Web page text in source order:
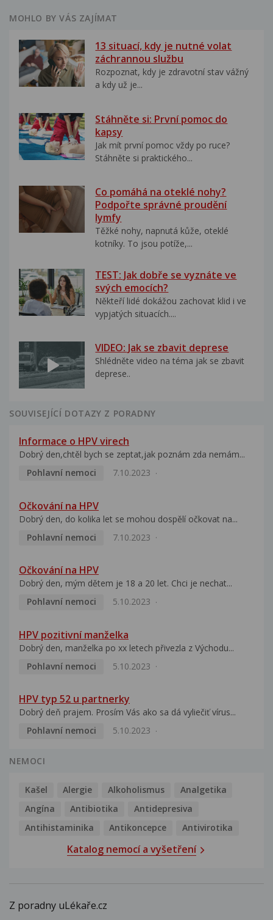
MOHLO BY VÁS ZAJÍMAT
13 situací, kdy je nutné volat
záchrannou službu
Rozpoznat, kdy je zdravotní stav vážný
a kdy už je...
Stáhněte si: První pomoc do
kapsy
Jak mít první pomoc vždy po ruce?
Stáhněte si praktického...
Co pomáhá na oteklé nohy?
Podpořte správné proudění
lymfy
Těžké nohy, napnutá kůže, oteklé
kotníky. To jsou potíže,...
TEST: Jak dobře se vyznáte ve
svých emocích?
Někteří lidé dokážou zachovat klid i ve
vypjatých situacích....
VIDEO: Jak se zbavit deprese
Shlédněte video na téma jak se zbavit
deprese..
SOUVISEJÍCÍ DOTAZY Z PORADNY
Informace o HPV virech
Dobrý den,chtěl bych se zeptat,jak poznám zda nemám...
Pohlavní nemoci
7.10.2023
Očkování na HPV
Dobrý den, do kolika let se mohou dospělí očkovat na...
Pohlavní nemoci
7.10.2023
Očkování na HPV
Dobrý den, mým dětem je 18 a 20 let. Chci je nechat...
Pohlavní nemoci
5.10.2023
HPV pozitivní manželka
Dobrý den, manželka po xx letech přivezla z Východu...
Pohlavní nemoci
5.10.2023
HPV typ 52 u partnerky
Dobrý deň prajem. Prosím Vás ako sa dá vyliečiť vírus...
Pohlavní nemoci
5.10.2023
NEMOCI
Kašel Alergie Alkoholismus
Analgetika
Angína
Antibiotika
Antidepresiva
Antihistaminika
Antikoncepce Antivirotika
Katalog nemocí a vyšetření
Z poradny uLékaře.cz